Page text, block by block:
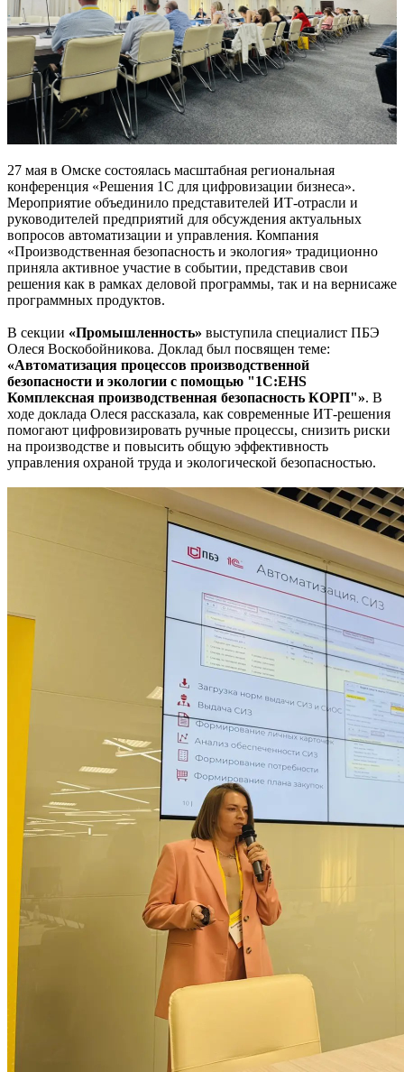
27 мая в Омске состоялась масштабная региональная
конференция «Решения 1С для цифровизации бизнеса».
Мероприятие объединило представителей ИТ-отрасли и
руководителей предприятий для обсуждения актуальных
вопросов автоматизации и управления. Компания
«Производственная безопасность и экология» традиционно
приняла активное участие в событии, представив свои
решения как в рамках деловой программы, так и на вернисаже
программных продуктов.
В секции «Промышленность» выступила специалист ПБЭ
Олеся Воскобойникова. Доклад был посвящен теме:
«Автоматизация процессов производственной
безопасности и экологии с помощью "1С:EHS
Комплексная производственная безопасность КОРП"». В
ходе доклада Олеся рассказала, как современные ИТ-решения
помогают цифровизировать ручные процессы, снизить риски
на производстве и повысить общую эффективность
управления охраной труда и экологической безопасностью.